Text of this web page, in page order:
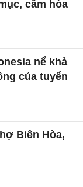
cầm hòa
nể khả
của tuyển
Biên Hòa,